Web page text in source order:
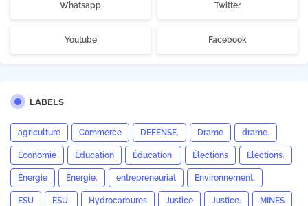
Whatsapp Twitter
Youtube Facebook
LABELS
agriculture Commerce DEFENSE. Drame drame.
Économie Éducation Éducation. Élections Élections.
Énergie Énergie. entrepreneuriat Environnement.
ESU ESU. Hydrocarbures Justice Justice. MINES